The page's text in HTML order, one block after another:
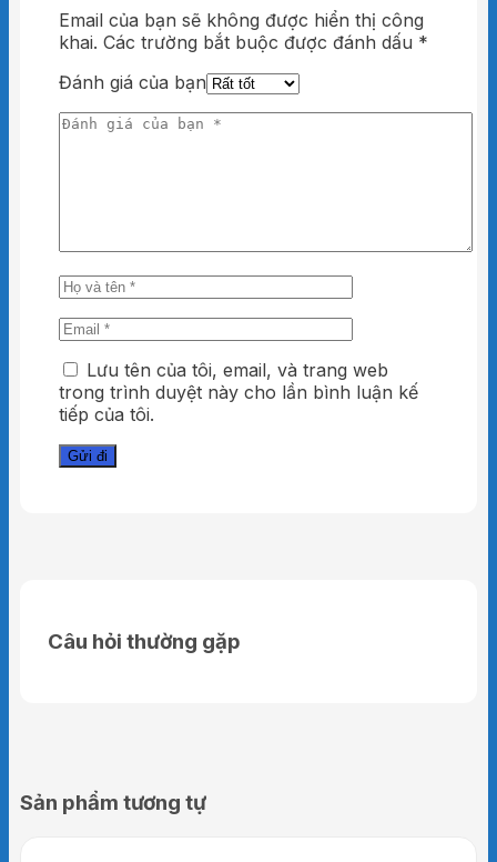
Email của bạn sẽ không được hiển thị công
khai. Các trường bắt buộc được đánh dấu *
Đánh giá của bạn
Lưu tên của tôi, email, và trang web
trong trình duyệt này cho lần bình luận kế
tiếp của tôi.
Câu hỏi thường gặp
Sản phẩm tương tự